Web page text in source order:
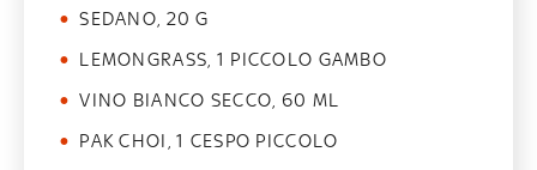
SEDANO, 20 G
LEMONGRASS, 1 PICCOLO GAMBO
VINO BIANCO SECCO, 60 ML
PAK CHOI, 1 CESPO PICCOLO